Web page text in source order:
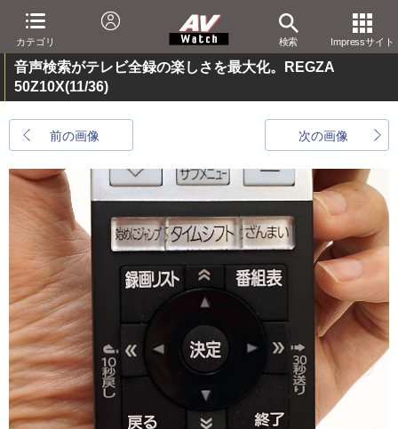
カテゴリ 検索 Impressサイト
音声検索がテレビ全録の楽しさを最大化。REGZA
50Z10X(11/36)
前の画像 次の画像